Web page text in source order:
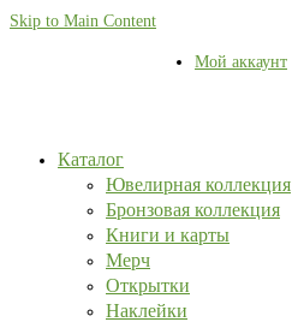
Skip to Main Content
Мой аккаунт
Каталог
Ювелирная коллекция
Бронзовая коллекция
Книги и карты
Мерч
Открытки
Наклейки